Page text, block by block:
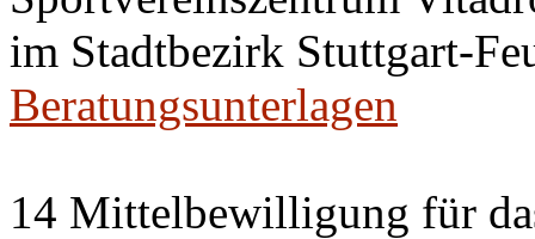
im Stadtbezirk Stuttgart-
Beratungsunterlagen
14 Mittelbewilligung für